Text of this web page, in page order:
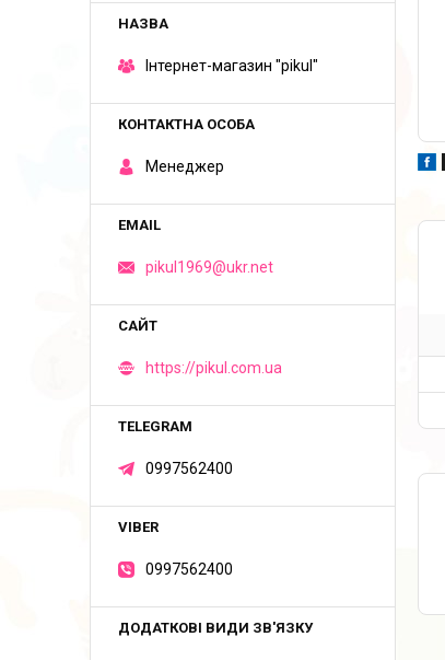
Iнтернет-магазин "pikul"
Менеджер
pikul1969@ukr.net
https://pikul.com.ua
0997562400
0997562400